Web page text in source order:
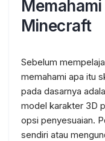
Minecraft
Sebelum
memahami apa itu
pada dasarnya
model karakter 3D
opsi penyesuaian.
sendiri atau